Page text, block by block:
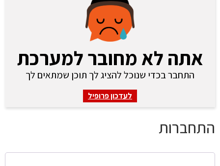
אתה לא מחובר למערכת
התחבר בכדי שנוכל להציג לך תוכן שמתאים לך
לעדכון פרופיל
התחברות